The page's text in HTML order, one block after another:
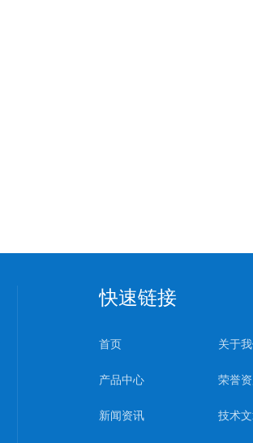
快速链接
首页 关于
产品中心 荣誉
新闻资讯 技术